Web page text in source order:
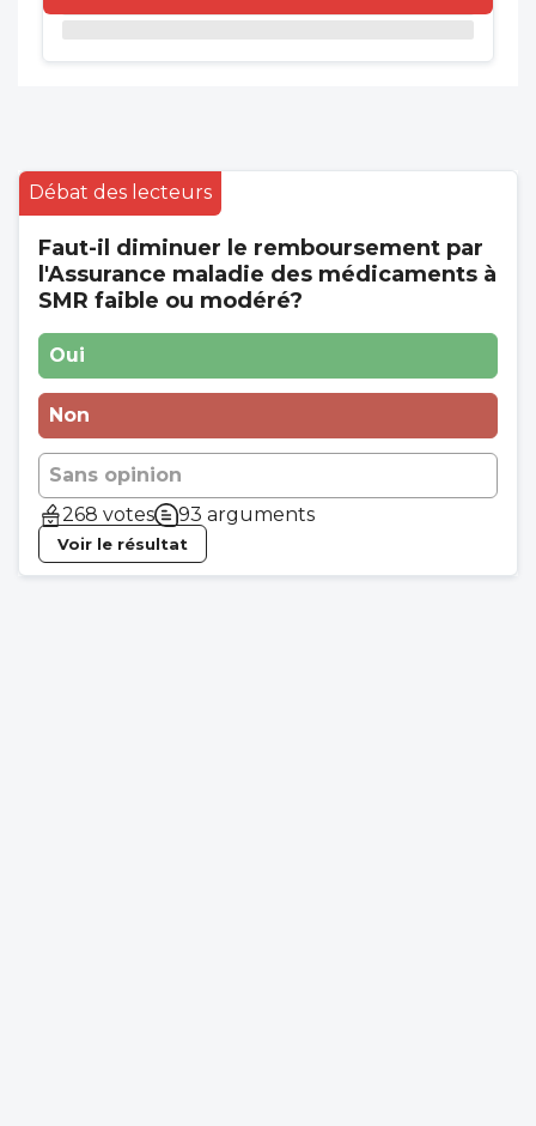
Débat des lecteurs
Faut-il diminuer le remboursement par
l'Assurance maladie des médicaments à
SMR faible ou modéré?
Oui
Non
Sans opinion
268 votes
93 arguments
Voir le résultat